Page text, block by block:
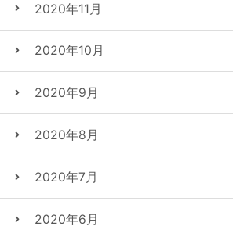
2020年11月
2020年10月
2020年9月
2020年8月
2020年7月
2020年6月